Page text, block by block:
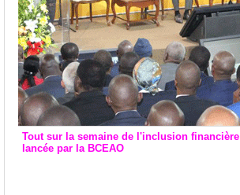
Tout sur la semaine de l'inclusion financière
lancée par la BCEAO